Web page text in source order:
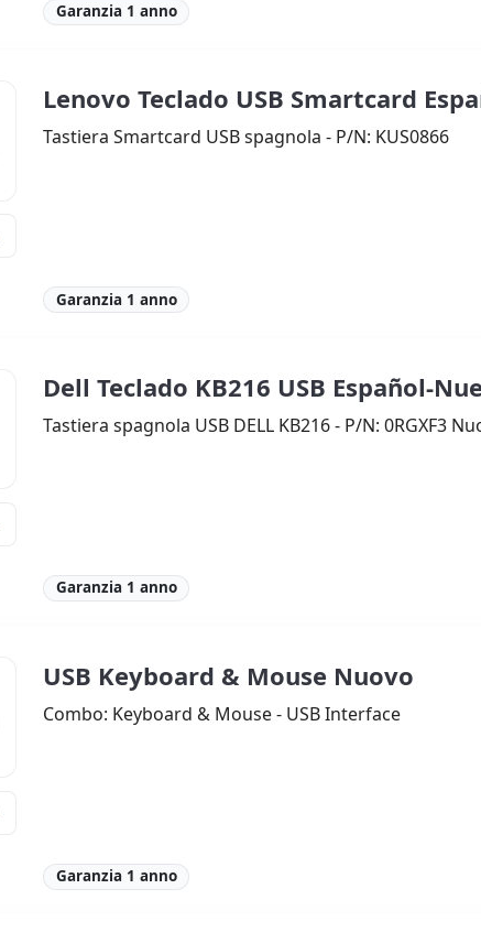
Garanzia 1 anno
Lenovo Teclado USB Smartcard
Tastiera Smartcard USB spagnola - P/N: KUS0866
Garanzia 1 anno
Dell Teclado KB216 USB Español-
Tastiera spagnola USB DELL KB216 - P/N: 0RGXF3
Garanzia 1 anno
USB Keyboard & Mouse Nuovo
Combo: Keyboard & Mouse - USB Interface
Garanzia 1 anno